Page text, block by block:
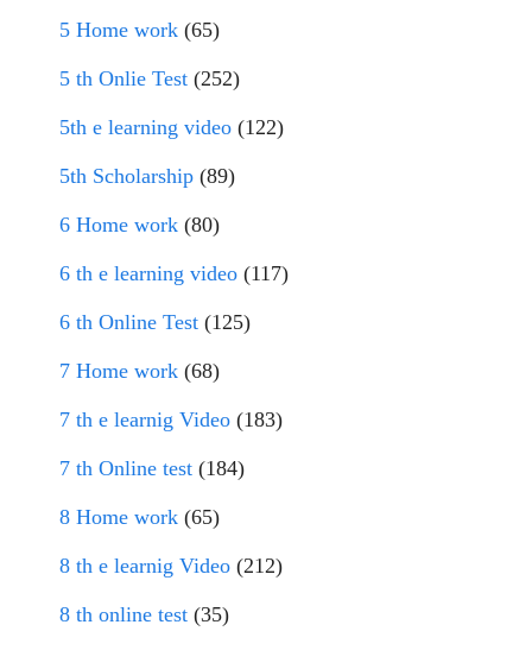
5 Home work (65)
5 th Onlie Test (252)
5th e learning video (122)
5th Scholarship (89)
6 Home work (80)
6 th e learning video (117)
6 th Online Test (125)
7 Home work (68)
7 th e learnig Video (183)
7 th Online test (184)
8 Home work (65)
8 th e learnig Video (212)
8 th online test (35)